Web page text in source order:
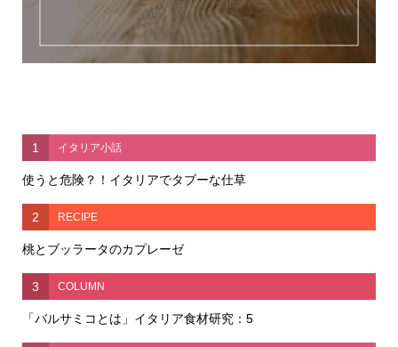
1 イタリア小話
使うと危険？！イタリアでタブーな仕草
2 RECIPE
桃とブッラータのカプレーゼ
3 COLUMN
「バルサミコとは」イタリア食材研究：5